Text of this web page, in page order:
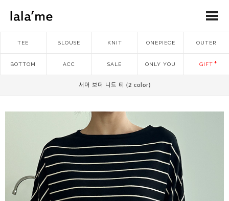
TEE BLOUSE KNIT ONEPIECE OUTER
BOTTOM ACC SALE ONLY YOU GIFT
서머 보더 니트 티 (2 color)